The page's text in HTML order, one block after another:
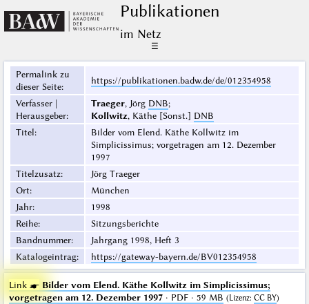
Publikationen
im Netz
☰
Permalink zu
dieser Seite:
https://publikationen.badw.de/de/012354958
Verfasser |
Herausgeber:
Traeger, Jörg DNB;
Kollwitz, Käthe [Sonst.] DNB
Titel:
Bilder vom Elend. Käthe Kollwitz im
Simplicissimus; vorgetragen am 12. Dezember
1997
Titelzusatz:
Jörg Traeger
Ort:
München
Jahr:
1998
Reihe:
Sitzungsberichte
Bandnummer:
Jahrgang 1998, Heft 3
Katalogeintrag: https://gateway-bayern.de/BV012354958
Link ☛ Bilder vom Elend. Käthe Kollwitz im Simplicissimus;
vorgetragen am 12. Dezember 1997· PDF · 59 MB (Lizenz: CC BY)